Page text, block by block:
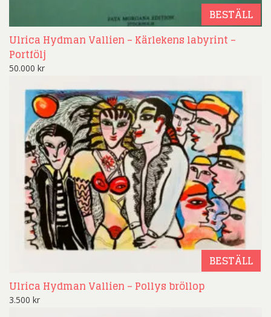
BESTÄLL
Ulrica Hydman Vallien – Kärlekens labyrint –
Portfölj
50.000 kr
BESTÄLL
Ulrica Hydman Vallien – Pollys bröllop
3.500 kr